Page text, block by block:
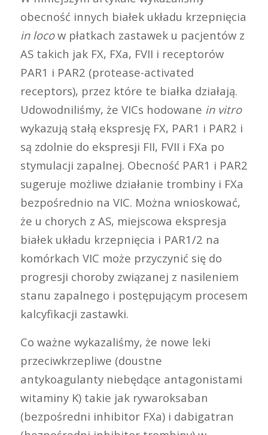
obecność innych białek układu krzepnięcia
in locow płatkach zastawek u pacjentów z
AS takich jak FX, FXa, FVII i receptorów
PAR1 i PAR2 (protease-activated
receptors), przez które te białka działają.
Udowodniliśmy, że VICs hodowane in vitro
wykazują stałą ekspresję FX, PAR1 i PAR2 i
są zdolnie do ekspresji FII, FVII i FXa po
stymulacji zapalnej. Obecność PAR1 i PAR2
sugeruje możliwe działanie trombiny i FXa
bezpośrednio na VIC. Można wnioskować,
że u chorych z AS, miejscowa ekspresja
białek układu krzepnięcia i PAR1/2 na
komórkach VIC może przyczynić się do
progresji choroby związanej z nasileniem
stanu zapalnego i postępującym procesem
kalcyfikacji zastawki.
Co ważne wykazaliśmy, że nowe leki
przeciwkrzepliwe (doustne
antykoagulanty niebędące antagonistami
witaminy K) takie jak rywaroksaban
(bezpośredni inhibitor FXa) i dabigatran